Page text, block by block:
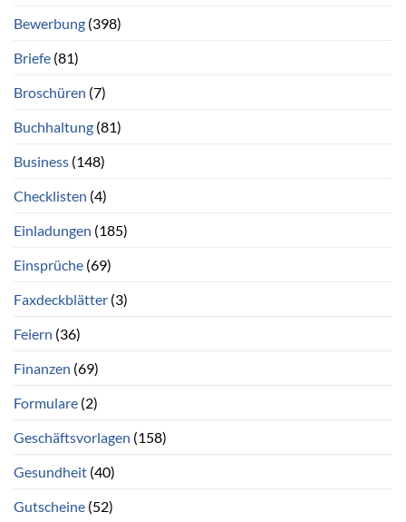
Bewerbung (398)
Briefe (81)
Broschüren (7)
Buchhaltung (81)
Business (148)
Checklisten (4)
Einladungen (185)
Einsprüche (69)
Faxdeckblätter (3)
Feiern (36)
Finanzen (69)
Formulare (2)
Geschäftsvorlagen (158)
Gesundheit (40)
Gutscheine (52)